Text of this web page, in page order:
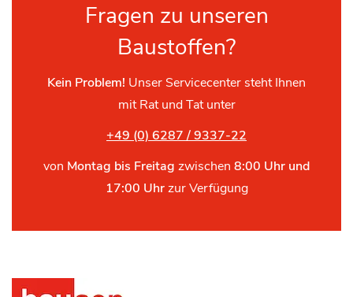
Fragen zu unseren
Baustoffen?
Kein Problem! Unser Servicecenter steht Ihnen
mit Rat und Tat unter
+49 (0) 6287 / 9337-22
von Montag bis Freitag zwischen 8:00 Uhr und
17:00 Uhrzur Verfügung